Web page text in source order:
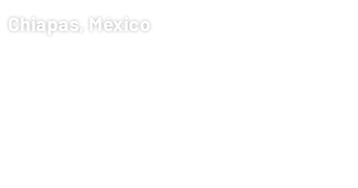
Chiapas, México